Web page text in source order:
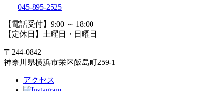
045-895-2525
【電話受付】9:00 ～ 18:00
【定休日】土曜日・日曜日
〒244-0842
神奈川県横浜市栄区飯島町259-1
アクセス